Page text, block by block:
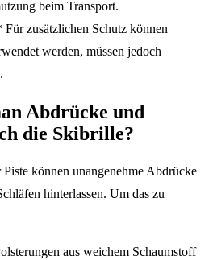
beim Transport.
zusätzlichen Schutz können
werden, müssen jedoch
Abdrücke und
die Skibrille?
können unangenehme Abdrücke
hinterlassen. Um das zu
aus weichem Schaumstoff